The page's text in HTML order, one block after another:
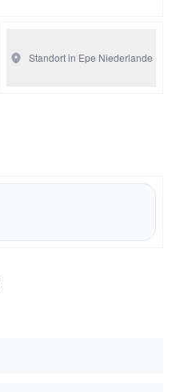
Standort in Epe Niederlande